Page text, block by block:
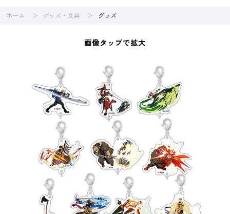
ホーム グッズ・文具 グッズ
画像タップで拡大